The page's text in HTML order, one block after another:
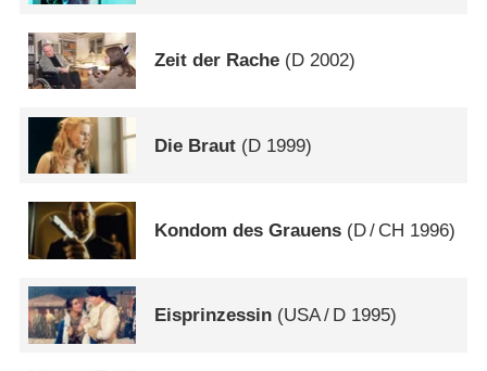
Zeit der Rache (D 2002)
Die Braut (D 1999)
Kondom des Grauens (D/ CH 1996)
Eisprinzessin (USA/ D 1995)